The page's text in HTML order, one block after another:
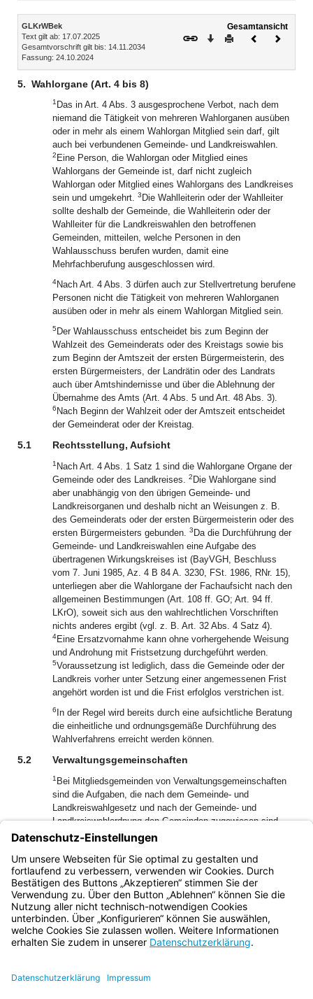
Inhalt
GLKrWBek
Text gilt ab: 17.07.2025
Gesamtvorschrift gilt bis: 14.11.2034
Fassung: 24.10.2024
Gesamtansicht
Download
DruckenVorheriges
5. Wahlorgane (Art. 4 bis 8)
1 Das in Art. 4 Abs. 3 ausgesprochene Verbot, nach dem
niemand die Tätigkeit von mehreren Wahlorganen ausüben
oder in mehr als einem Wahlorgan Mitglied sein darf, gilt
auch bei verbundenen Gemeinde- und Landkreiswahlen.
2 Eine Person, die Wahlorgan oder Mitglied eines
Wahlorgans der Gemeinde ist, darf nicht zugleich
Wahlorgan oder Mitglied eines Wahlorgans des Landkreises
sein und umgekehrt. 3 Die Wahlleiterin oder der Wahlleiter
sollte deshalb der Gemeinde, die Wahlleiterin oder der
Wahlleiter für die Landkreiswahlen den betroffenen
Gemeinden, mitteilen, welche Personen in den
Wahlausschuss berufen wurden, damit eine
Mehrfachberufung ausgeschlossen wird.
4Nach Art. 4 Abs. 3 dürfen auch zur Stellvertretung berufene
Personen nicht die Tätigkeit von mehreren Wahlorganen
ausüben oder in mehr als einem Wahlorgan Mitglied sein.
5 Der Wahlausschuss entscheidet bis zum Beginn der
Wahlzeit des Gemeinderats oder des Kreistags sowie bis
zum Beginn der Amtszeit der ersten Bürgermeisterin, des
ersten Bürgermeisters, der Landrätin oder des Landrats
auch über Amtshindernisse und über die Ablehnung der
Übernahme des Amts (Art. 4 Abs. 5 und Art. 48 Abs. 3).
6 Nach Beginn der Wahlzeit oder der Amtszeit entscheidet
der Gemeinderat oder der Kreistag.
5.1 Rechtsstellung, Aufsicht
1 Nach Art. 4 Abs. 1 Satz 1 sind die Wahlorgane Organe der
Gemeinde oder des Landkreises. 2 Die Wahlorgane sind
aber unabhängig von den übrigen Gemeinde- und
Landkreisorganen und deshalb nicht an Weisungen z. B.
des Gemeinderats oder der ersten Bürgermeisterin oder des
ersten Bürgermeisters gebunden. 3 Da die Durchführung der
Gemeinde- und Landkreiswahlen eine Aufgabe des
übertragenen Wirkungskreises ist (BayVGH, Beschluss
vom 7. Juni 1985, Az. 4 B 84 A. 3230, FSt. 1986, RNr. 15),
unterliegen aber die Wahlorgane der Fachaufsicht nach den
allgemeinen Bestimmungen (Art. 108 ff. GO; Art. 94 ff.
LKrO), soweit sich aus den wahlrechtlichen Vorschriften
nichts anderes ergibt (vgl. z. B. Art. 32 Abs. 4 Satz 4).
4Eine Ersatzvornahme kann ohne vorhergehende Weisung
und Androhung mit Fristsetzung durchgeführt werden.
5Voraussetzung ist lediglich, dass die Gemeinde oder der
Landkreis vorher unter Setzung einer angemessenen Frist
angehört worden ist und die Frist erfolglos verstrichen ist.
6 In der Regel wird bereits durch eine aufsichtliche Beratung
die einheitliche und ordnungsgemäße Durchführung des
Wahlverfahrens erreicht werden können.
5.2 Verwaltungsgemeinschaften
1 Bei Mitgliedsgemeinden von Verwaltungsgemeinschaften
sind die Aufgaben, die nach dem Gemeinde- und
Landkreiswahlgesetz und nach der Gemeinde- und
Landkreiswahlordnung den Gemeinden zugewiesen sind,
von den Verwaltungsgemeinschaften zu erledigen (Art. 4
Auf diese Rechtslage wird in dieser
Bekanntmachung in wichtigen Fällen besonders
hingewiesen.
Bayern.de
BayernPortal
Impressum